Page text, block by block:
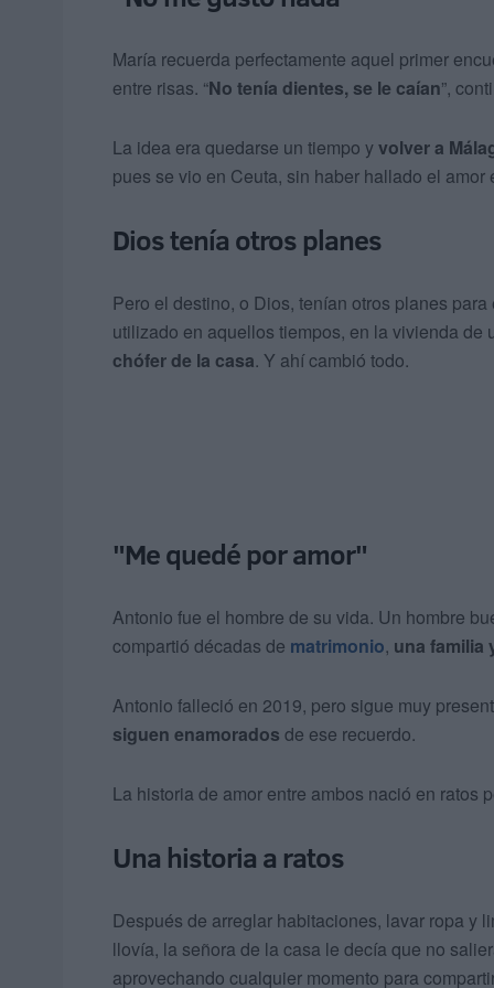
María recuerda perfectamente aquel primer
entre risas. “No tenía dientes, se le caían”,
La idea era quedarse un tiempo yvolver a
pues se vio en Ceuta, sin haber hallado el
Dios tenía otros planes
Pero el destino, o Dios, tenían otros planes
utilizado en aquellos tiempos, en la vivienda de
chófer de la casa. Y ahí cambió todo.
"Me quedé por amor"
Antonio fue el hombre de su vida. Un hombre
compartió décadas de matrimonio, una familia
Antonio falleció en 2019, pero sigue muy
siguen enamorados de ese recuerdo.
La historia de amor entre ambos nació en ratos
Una historia a ratos
Después de arreglar habitaciones, lavar ropa y
llovía, la señora de la casa le decía que no
aprovechando cualquier momento para